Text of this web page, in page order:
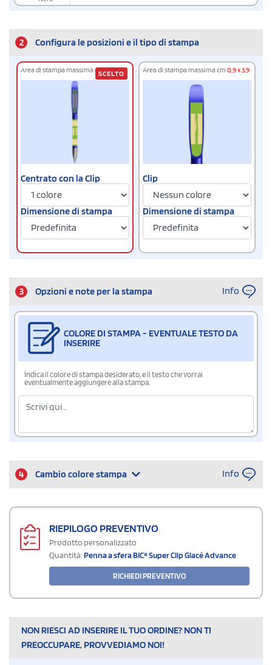
2 Configura le posizioni e il tipo di stampa
Area di stampa massima cm2 x 4
Centrato con la Clip
Dimensione di stampa
SCELTO Area di stampa massima cm 0,9 x 3,9
Clip
Dimensione di stampa
3 Opzioni e note per la stampa Info
COLORE DI STAMPA - EVENTUALE TESTO DA
INSERIRE
Indica il colore di stampa desiderato, e il testo che vorrai
eventualmente aggiungere alla stampa.
4 Cambio colore stampa Info
RIEPILOGO PREVENTIVO
Prodotto personalizzato
Quantità:Penna a sfera BIC® Super Clip Glacé Advance
RICHIEDI PREVENTIVO
NON RIESCI AD INSERIRE IL TUO ORDINE? NON TI
PREOCCUPARE, PROVVEDIAMO NOI!